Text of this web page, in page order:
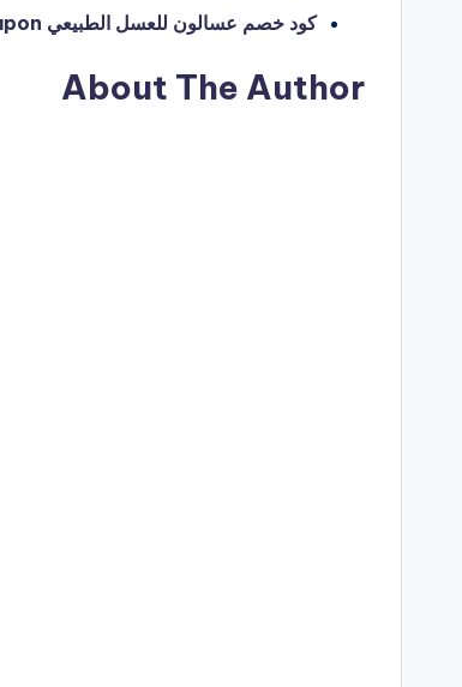
كود خصم عسالون للعسل الطبيعي assaloon – hello coupon
About The Author